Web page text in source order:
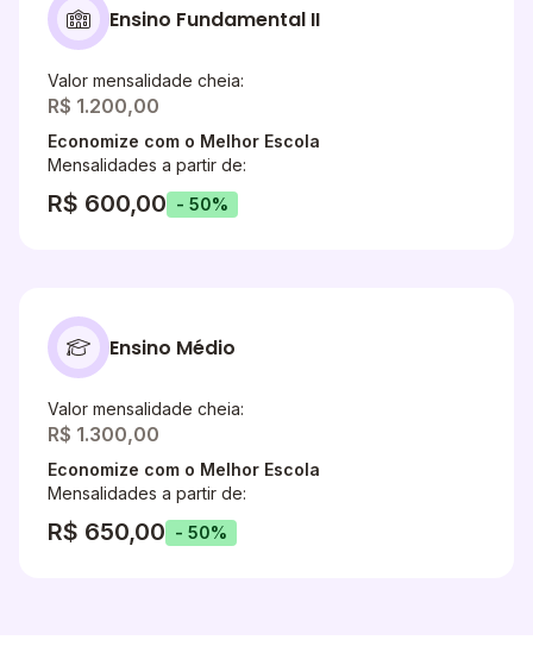
Ensino Fundamental II
Valor mensalidade cheia:
R$ 1.200,00
Economize com o Melhor Escola
Mensalidades a partir de:
R$ 600,00 - 50%
Ensino Médio
Valor mensalidade cheia:
R$ 1.300,00
Economize com o Melhor Escola
Mensalidades a partir de:
R$ 650,00 - 50%